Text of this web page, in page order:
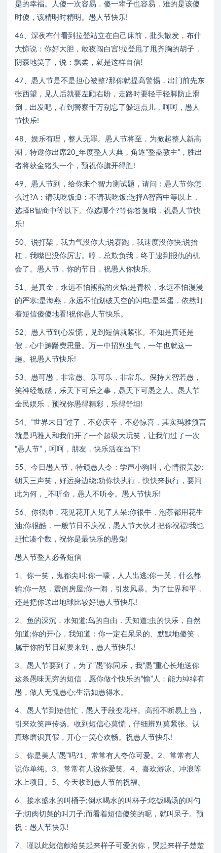
是的幸福。人傻一次容易，傻一辈子也容易，难的是该傻
时傻，该精明时精明。愚人节快乐!
46、深夜布什看到拉登站立在自己床前，批头散发，布什
大惊说：你好大胆，敢夜闯白宫!拉登甩了甩齐胸的胡子，
阴森地笑了，说：飘柔，就是这样自信!
47、愚人节是不是担心被整?那你就提高警惕，出门前先东
张西望，见人后就要左顾右盼，走路时要轻手轻脚防止滑
倒，出发吧，看到警察千万别忘了躲远点儿，呵呵，愚人
节快乐!
48、娱乐有理，整人无罪。愚人节将至，为掀起整人新高
潮，特邀你出席20_年度整人大典，角逐“整蛊教主”，胜出
者将获金猪头一个，预祝你旗开得胜!
49、愚人节到，给你来个智力测试题，请问：愚人节你怎
么过?A：请我吃饭;B：不请我吃饭;选择A智商中等以上，
选择B智商中等以下。你选哪个?等你答复哦，祝愚人节快
乐!
50、说打架，我力气没你大;说赛跑，我速度没你快;说抬
杠，我嘴巴没你厉害。哼，总欺负我，终于逮到报仇的机
会了。愚人节，你的节日，祝愚人你快乐。
51、是真金，永远不怕熊熊的火焰;是青松，永远不怕漫漫
的严寒;是海燕，永远不怕划破天空的闪电;是笨蛋，依然盯
着短信傻傻地看!祝你愚人节快乐。
52、愚人节到心发慌，见到短信就紧张。不知是真还是
假，心中踌躇费思量。万一中招别生气，一年也就这一
趟。祝愚人节快乐!
53、愚可愚，非常愚。乐可乐，非常乐。保持大智若愚，
笑神经敏感，乐天下可乐之事，愚天下可愚之人。愚人节
全民娱乐，预祝你愚得精彩，乐得舒坦!
54、“世界末日”过了，不必庆幸，不必惊喜，其实玛雅预言
就是玛雅人和我们开了一个超级大玩笑，让我们过了一次
“愚人节”，呵呵，朋友，快乐活在当下!
55、今日愚人节，特颁愚人令：学声小狗叫，心情很美妙;
朝天三声笑，好运身边绕;劝你快执行，快快来执行，要问
此为何，_不听命，愚人不听令。愚人节快乐!
56、你很帅，花见花开人见了人呆;你很牛，泡茶都用花生
油;你很酷，一般节日不庆祝，愚人节大伙才把你祝福!我也
赶忙凑个数，祝你是最快乐的愚兔!
愚人节整人必备短信
1、你一笑，鬼都尖叫;你一嚎，人人出逃;你一哭，什么都
输;你一怒，震倒房屋;你一闹，引发风暴。为了世界和平，
还是把你送出地球比较好!愚人节快乐!
2、鱼的深沉，水知道;鸟的自由，天知道;虫的快乐，自然
知道;你的开心，我知道：你一定在呆呆的、默默地傻笑，
属于你的节日就要来到，愚人节快乐!
3、愚人节要到了，为了“愚”你同乐，我“愚”重心长地送你
这条愚味无穷的短信，愿你做个快乐的“愉”人：能力绰绰有
愚，做人无愧愚心;生活如愚得水。
4、愚人节到短信忙，愚人手段变花样。高招不断易上当，
引来欢笑声传扬。收到短信心莫慌，仔细辨别莫紧张。认
真琢磨识真假，开心一笑心欢畅。祝愚人节快乐!
5、你是美人“愚”吗?1、常常有人夸你可爱。2、常常有人
说你单纯。3、常常有人说你爱笑。4、喜欢游泳、冲浪等
水上项目。5、今天收到愚人节的祝福。
6、接水盛水的叫桶子;倒水喝水的叫杯子;吃饭喝汤的叫勺
子;切肉切菜的叫刀子;而看着短信傻笑的呢，就叫呆子。预
祝：愚人节快乐!
7、谨以此短信献给笑起来样子可爱的你，哭起来样子楚楚